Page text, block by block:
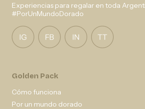
Experiencias para regalar en toda
#PorUnMundoDorado
Golden Pack
Cómo funciona
Por un mundo dorado